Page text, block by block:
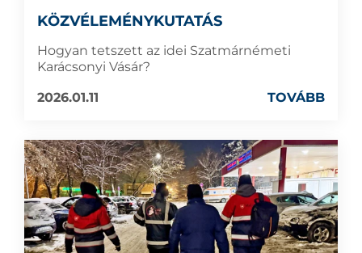
KÖZVÉLEMÉNYKUTATÁS
Hogyan tetszett az idei Szatmárnémeti
Karácsonyi Vásár?
2026.01.11
TOVÁBB